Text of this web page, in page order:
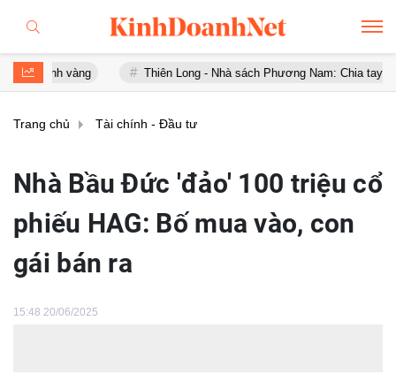
Thiên Long - Nhà sách Phương Nam: Chia tay sau chưa đầy
Trang chủ Tài chính - Đầu tư
Nhà Bầu Đức 'đảo' 100 triệu cổ
phiếu HAG: Bố mua vào, con
gái bán ra
15:48 20/06/2025